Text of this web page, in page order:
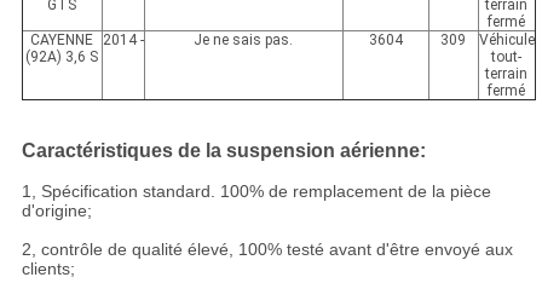
GTS
terrain
fermé
CAYENNE
(92A) 3,6 S
2014 - Je ne sais pas. 3604 309
Véhicule
tout-
terrain
fermé
Caractéristiques de la suspension aérienne:
1, Spécification standard. 100% de remplacement de la pièce
d'origine;
2, contrôle de qualité élevé, 100% testé avant d'être envoyé aux
clients;